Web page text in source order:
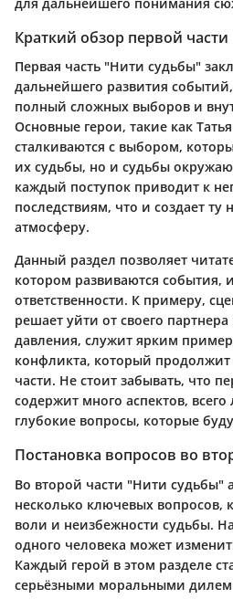
Краткий обзор первой части
Первая часть "Нити судьбы"
дальнейшего развития
полный сложных выборов и
Основные герои, такие как
сталкиваются с выбором,
их судьбы, но и судьбы
каждый поступок приводит к
последствиям, что и создает
атмосферу.
Данный раздел позволяет
котором развиваются события,
ответственности. К примеру,
решает уйти от своего
давления, служит ярким
конфликта, который продолжит
части. Не стоит забывать, что
содержит много аспектов,
глубокие вопросы, которые
Постановка вопросов во
Во второй части "Нити судьбы"
несколько ключевых вопросов,
воли и неизбежности судьбы.
одного человека может
Каждый герой в этом разделе
серьёзными моральными